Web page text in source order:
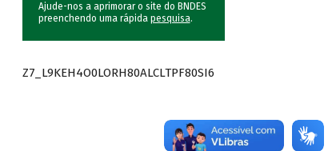
Ajude-nos a aprimorar o site do BNDES
preenchendo uma rápida pesquisa.
Z7_L9KEH4O0LORH80ALCLTPF80SI6